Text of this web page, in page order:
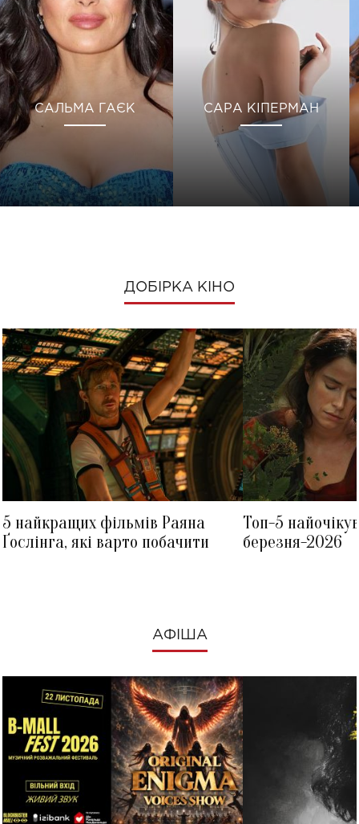
САЛЬМА ГАЄК САРА КІПЕРМАН
ДОБІРКА КІНО
5 найкращих фільмів Раяна
Ґослінга, які варто побачити
Топ-5
березня-2026
АФІША